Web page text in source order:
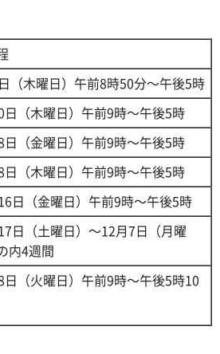
（木曜日）午前8時50分～午後5時
日（木曜日）午前9時～午後5時
日（金曜日）午前9時～午後5時
日（木曜日）午前9時～午後5時
日（金曜日）午前9時～午後5時
日（土曜日）～12月7日（月曜
内4週間
日（火曜日）午前9時～午後5時10